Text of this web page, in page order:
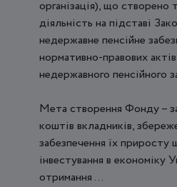
організація), що створено
діяльність на підставі
недержавне пенсійне
нормативно-правових
недержавного пенсійного
Мета створення Фонду –
коштів вкладників,
забезпечення їх приросту
інвестування в економіку
отримання ...